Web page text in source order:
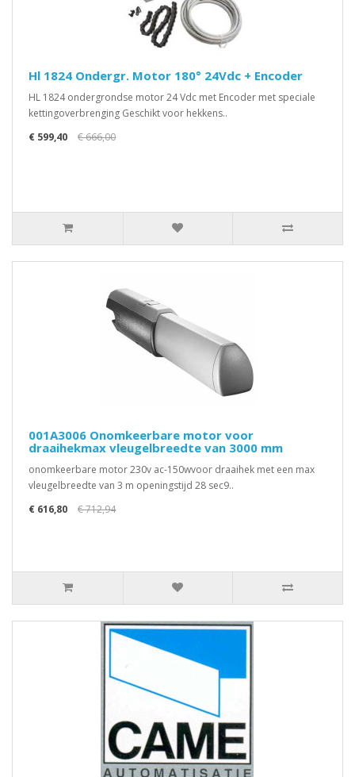
Hl 1824 Ondergr. Motor 180° 24Vdc + Encoder
HL 1824 ondergrondse motor 24 Vdc met Encoder met speciale
kettingoverbrenging Geschikt voor hekkens..
€ 599,40
€ 666,00
001A3006 Onomkeerbare motor voor
draaihekmax vleugelbreedte van 3000 mm
onomkeerbare motor 230v ac-150wvoor draaihek met een max
vleugelbreedte van 3 m openingstijd 28 sec9..
€ 616,80
€ 712,94